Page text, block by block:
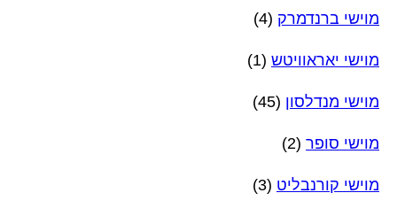
מוישי ברנדמרק (4)
מוישי יאראוויטש (1)
מוישי מנדלסון (45)
מוישי סופר (2)
מוישי קורנבליט (3)